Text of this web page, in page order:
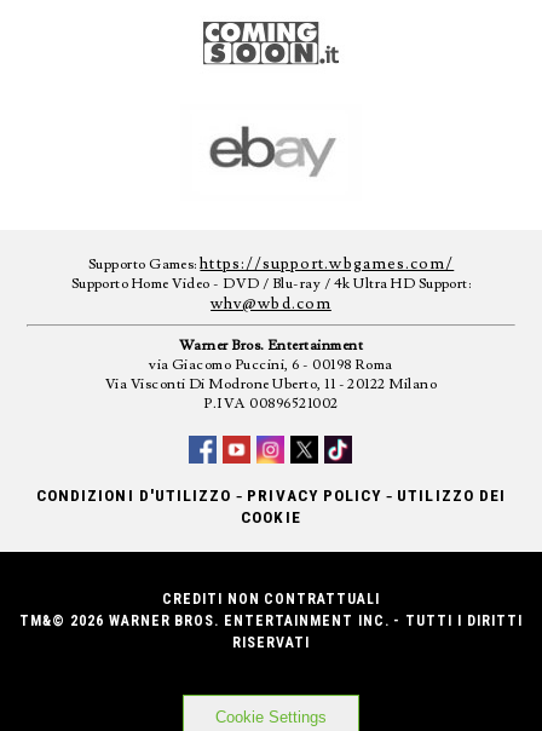
Supporto Games:https://support.wbgames.com/
Supporto Home Video - DVD / Blu-ray / 4k Ultra HD Support:
whv@wbd.com
Warner Bros. Entertainment
via Giacomo Puccini, 6 - 00198 Roma
Via Visconti Di Modrone Uberto, 11 - 20122 Milano
P.IVA 00896521002
CONDIZIONI D'UTILIZZO - PRIVACY POLICY - UTILIZZO DEI
COOKIE
CREDITI NON CONTRATTUALI
TM&© 2026 WARNER BROS. ENTERTAINMENT INC. - TUTTI I DIRITTI
RISERVATI
Cookie Settings